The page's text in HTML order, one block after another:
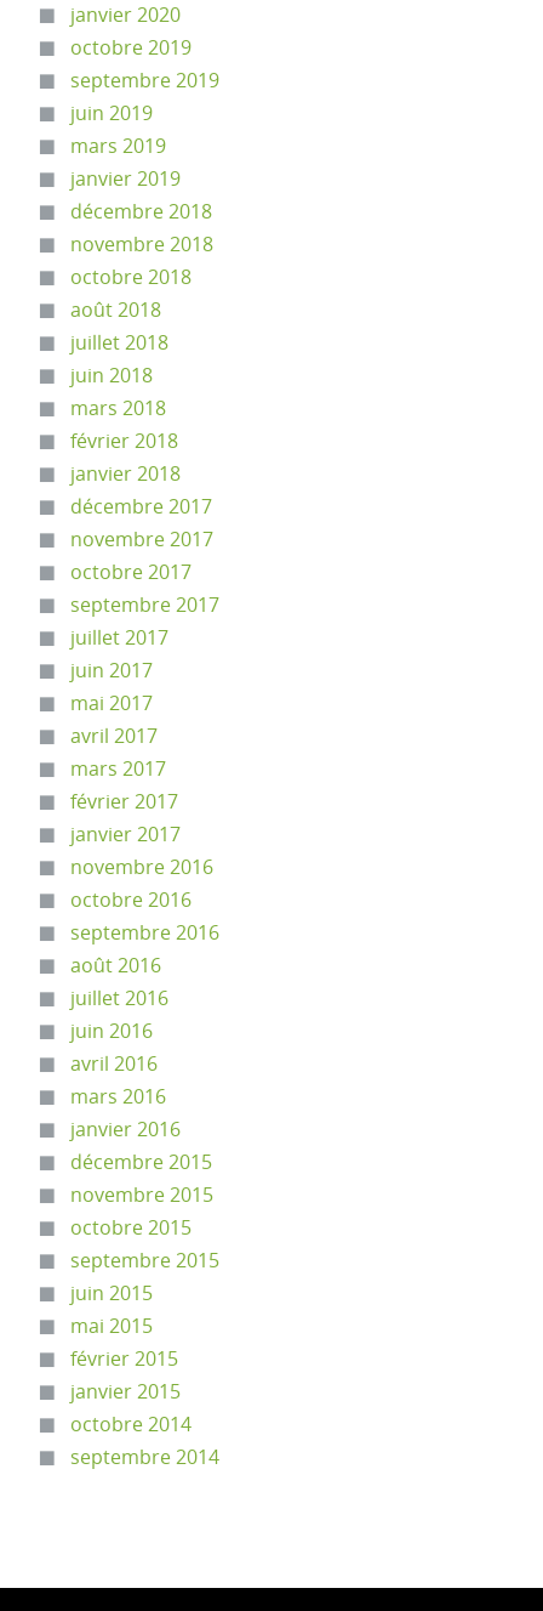
janvier 2020
octobre 2019
septembre 2019
juin 2019
mars 2019
janvier 2019
décembre 2018
novembre 2018
octobre 2018
août 2018
juillet 2018
juin 2018
mars 2018
février 2018
janvier 2018
décembre 2017
novembre 2017
octobre 2017
septembre 2017
juillet 2017
juin 2017
mai 2017
avril 2017
mars 2017
février 2017
janvier 2017
novembre 2016
octobre 2016
septembre 2016
août 2016
juillet 2016
juin 2016
avril 2016
mars 2016
janvier 2016
décembre 2015
novembre 2015
octobre 2015
septembre 2015
juin 2015
mai 2015
février 2015
janvier 2015
octobre 2014
septembre 2014